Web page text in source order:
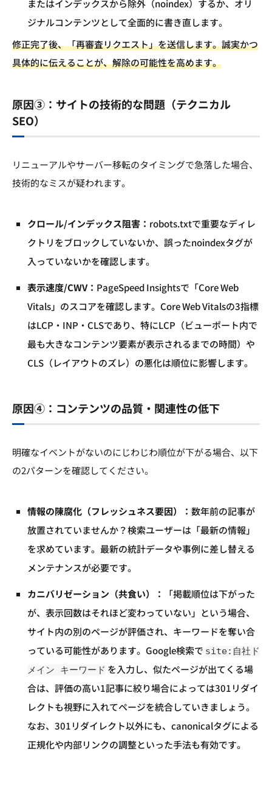
またはインデックスから除外（noindex）するか、オリ
ジナルコンテンツとして全面的に書き直します。
修正完了後、「再審査リクエスト」を送信します。誠実かつ
具体的に伝えることが、解除の可能性を高めます。
原因③：サイトの技術的な問題（テクニカル
SEO）
リニューアルやサーバー移転のタイミングで急落した場合、
技術的なミスが疑われます。
クロール/インデックス阻害： robots.txtで重要なディレ
クトリをブロックしていないか、誤ったnoindexタグが
入っていないかを確認します。
表示速度/CWV： PageSpeed Insightsで「Core Web
Vitals」のスコアを確認します。Core Web Vitalsの3指標
はLCP・INP・CLSであり、特にLCP（ビューポート内で
最も大きなコンテンツ要素が表示されるまでの時間）や
CLS（レイアウトのズレ）の悪化は順位に影響します。
原因④：コンテンツの品質・関連性の低下
明確なイベントがないのにじわじわ順位が下がる場合、以下
の2パターンを確認してください。
情報の陳腐化（フレッシュネス要因）： 数年前の記事が
放置されていませんか？検索ユーザーは「最新の情報」
を求めています。最新の統計データや事例に差し替える
メンテナンスが必要です。
カニバリゼーション（共食い）：
「掲載順位は下がった
が、表示回数はそれほど変わっていない」という場合、
サイト内の別のページが評価され、キーワードを奪い合
っている可能性があります。Google検索で site:自社ド
メイン キーワード を入力し、似たページが出てくる場
合は、評価の高い1記事に絞り場合によっては301リダイ
レクトも視野に入れてページを統合していきましょう。
なお、301リダイレクト以外にも、canonicalタグによる
正規化や内部リンクの調整といった手法も有効です。